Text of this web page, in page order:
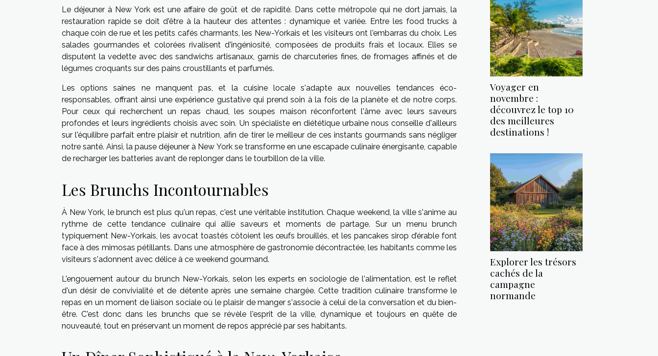
Le déjeuner à New York est une affaire de goût et de rapidité. Dans cette métropole qui ne dort jamais, la
restauration rapide se doit d'être à la hauteur des attentes : dynamique et variée. Entre les food trucks à
chaque coin de rue et les petits cafés charmants, les New-Yorkais et les visiteurs ont l'embarras du choix. Les
salades gourmandes et colorées rivalisent d'ingéniosité, composées de produits frais et locaux. Elles se
disputent la vedette avec des sandwichs artisanaux, garnis de charcuteries fines, de fromages affinés et de
légumes croquants sur des pains croustillants et parfumés.
Les options saines ne manquent pas, et la cuisine locale s'adapte aux nouvelles tendances éco-
responsables, offrant ainsi une expérience gustative qui prend soin à la fois de la planète et de notre corps.
Pour ceux qui recherchent un repas chaud, les soupes maison réconfortent l'âme avec leurs saveurs
profondes et leurs ingrédients choisis avec soin. Un spécialiste en diététique urbaine nous conseille d'ailleurs
sur l'équilibre parfait entre plaisir et nutrition, afin de tirer le meilleur de ces instants gourmands sans négliger
notre santé. Ainsi, la pause déjeuner à New York se transforme en une escapade culinaire énergisante, capable
de recharger les batteries avant de replonger dans le tourbillon de la ville.
Les Brunchs Incontournables
À New York, le brunch est plus qu'un repas, c'est une véritable institution. Chaque weekend, la ville s'anime au
rythme de cette tendance culinaire qui allie saveurs et moments de partage. Sur un menu brunch
typiquement New-Yorkais, les avocat toastés côtoient les œufs brouillés, et les pancakes sirop d’érable font
face à des mimosas pétillants. Dans une atmosphère de gastronomie décontractée, les habitants comme les
visiteurs s'adonnent avec délice à ce weekend gourmand.
L'engouement autour du brunch New-Yorkais, selon les experts en sociologie de l'alimentation, est le reflet
d'un désir de convivialité et de détente après une semaine chargée. Cette tradition culinaire transforme le
repas en un moment de liaison sociale où le plaisir de manger s'associe à celui de la conversation et du bien-
être. C'est donc dans les brunchs que se révèle l'esprit de la ville, dynamique et toujours en quête de
nouveauté, tout en préservant un moment de repos apprécié par ses habitants.
Voyager en
novembre :
découvrez le top 10
des meilleures
destinations !
Explorer les trésors
cachés de la
campagne
normande